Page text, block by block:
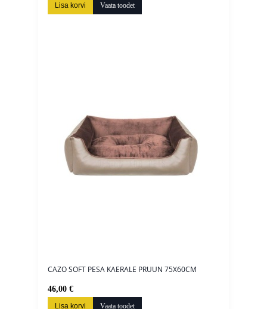
Lisa korvi Vaata toodet
CAZO SOFT PESA KAERALE PRUUN 75X60CM
46,00 €
Lisa korvi Vaata toodet